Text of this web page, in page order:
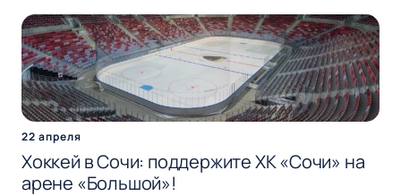
22 апреля
Хоккей в Сочи: поддержите ХК «Сочи» на
арене «Большой»!